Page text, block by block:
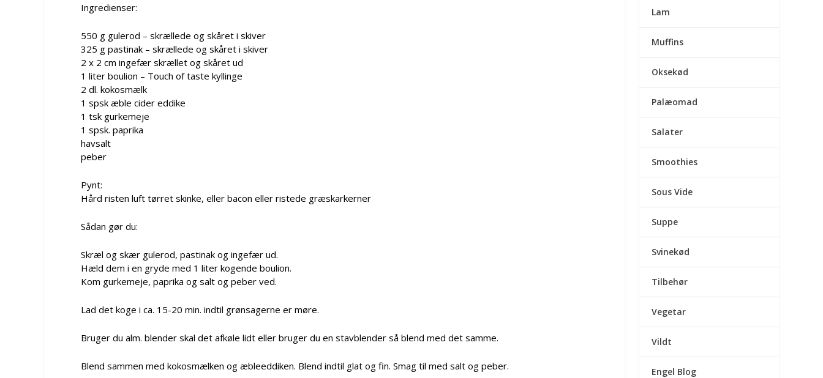
Ingredienser:
550 g gulerod – skrællede og skåret i skiver
325 g pastinak – skrællede og skåret i skiver
2 x 2 cm ingefær skrællet og skåret ud
1 liter boulion – Touch of taste kyllinge
2 dl. kokosmælk
1 spsk æble cider eddike
1 tsk gurkemeje
1 spsk. paprika
havsalt
peber
Pynt:
Hård risten luft tørret skinke, eller bacon eller ristede græskarkerner
Sådan gør du:
Skræl og skær gulerod, pastinak og ingefær ud.
Hæld dem i en gryde med 1 liter kogende boulion.
Kom gurkemeje, paprika og salt og peber ved.
Lad det koge i ca. 15-20 min. indtil grønsagerne er møre.
Bruger du alm. blender skal det afkøle lidt eller bruger du en stavblender så blend med det samme.
Blend sammen med kokosmælken og æbleeddiken. Blend indtil glat og fin. Smag til med salt og peber.
Lam
Muffins
Oksekød
Palæomad
Salater
Smoothies
Sous Vide
Suppe
Svinekød
Tilbehør
Vegetar
Vildt
Engel Blog